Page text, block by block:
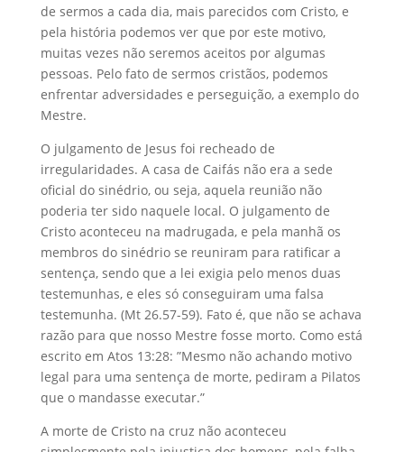
de sermos a cada dia, mais parecidos com Cristo, e
pela história podemos ver que por este motivo,
muitas vezes não seremos aceitos por algumas
pessoas. Pelo fato de sermos cristãos, podemos
enfrentar adversidades e perseguição, a exemplo do
Mestre.
O julgamento de Jesus foi recheado de
irregularidades. A casa de Caifás não era a sede
oficial do sinédrio, ou seja, aquela reunião não
poderia ter sido naquele local. O julgamento de
Cristo aconteceu na madrugada, e pela manhã os
membros do sinédrio se reuniram para ratificar a
sentença, sendo que a lei exigia pelo menos duas
testemunhas, e eles só conseguiram uma falsa
testemunha. (Mt 26.57-59). Fato é, que não se achava
razão para que nosso Mestre fosse morto. Como está
escrito em Atos 13:28: ”Mesmo não achando motivo
legal para uma sentença de morte, pediram a Pilatos
que o mandasse executar.”
A morte de Cristo na cruz não aconteceu